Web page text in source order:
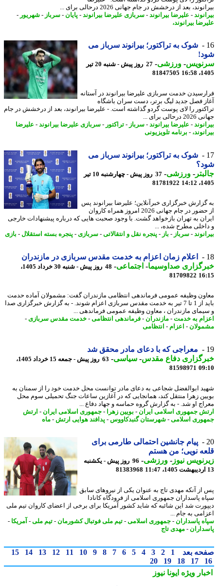
بعد از درخشش در جام جهانی 2026 درحالی برای ...
-علیرضا بیرانوند -سربازی علیرضا بیرانوند -پایان-سرباز- شهریور-
بیرانوند،
شوک به تراکتور؛ بیرانوند سرباز می
-ورزشی-
27 روز پیش - شنبه 20 تیر
81847505
خدمت سربازی علیرضا بیرانوند در آستانه
فصل جدید لیگ برتر، دست سران باشگاه
را لای پوست گردو گذاشته است. - علیرضا بیرانوند، بعد از درخشش در جام
برای ...
-علیرضا بیرانوند -سرباز- تراکتور -سربازی علیرضا بیرانوند -علیرضا
-برنامه تلویزیونی
شوک به تراکتور؛ بیرانوند سرباز می
-ورزشی-
37 روز پیش - چهارشنبه 10 تیر
81781922
خبرگزاری خبرآنلاین؛ علیرضا بیرانوند پس
از حضور در جام جهانی 2026 امروز همراه کاروان
به تهران بازخواهد گشت. با وجود صحبت هایی که درباره پیشنهادات خارجی
مطرح شده، ...
-سرباز- باز - پنجره نقل و انتقالاتی-سربازی - پنجره بسته استقلال-بازی
اعلام زمان اعزام به خدمت مقدس سربازی در مازندران
صداوسیما-اجتماعی-
48 روز پیش - شنبه 30 خرداد 1405،
81709822
وظیفه عمومی فرماندهی انتظامی مازندران گفت: مشمولان آماده حدمت
باید از 1 تا 7 تیر به خدمت مقدس سربازی اعزام شوند. - به گزارش خبرگزاری صدا
مازندران ، معاون وظیفه عمومی فرماندهی ...
به خدمت-مازندران- فرماندهی انتظامی-خدمت مقدس سربازی -
-اعزام- انتظامی
معراجی که با دعای مادر محقق شد
دفاع مقدس-سیاسی-
63 روز پیش - جمعه 15 خرداد 1405،
81598971
ابوالفضل شجاعی به دعای مادر توانست محل خدمت خود را از سمنان به
زهرا منتقل کند، همانجایی که در آغازین ساعات جنگ تحمیلی سوم محل
او شد. - به گزارش گروه حماسه و جهاد دفاع ...
جمهوری اسلامی ایران - بویین زهرا -جمهوری اسلامی ایران -
ارتش
اسلامی-شهرستان گنبدکاووس-پدافند هوایی ارتش -ماه
پیام جانشین احتمالی طارمی برای
نویی؛ من هستم
نیوز-ورزشی-
96 روز پیش - یکشنبه
81383968
آنکه مهدی تاج به عنوان یکی از نیروهای سابق
پاسداران جمهوری اسلامی از فرودگاه کانادا
شد این شائبه که شاید کشور آمریکا برای برخی از اعضای کاروان تیم ملی
به جام ...
پاسداران - جمهوری اسلامی-تیم ملی فوتبال کشورمان -تیم ملی -آمریکا-
- مهدی تاج
بعد 1
2
3
4
5
6
7
8
9
10
11
12
13
14
15
17
18
19
20
ویژهایونا نیوز